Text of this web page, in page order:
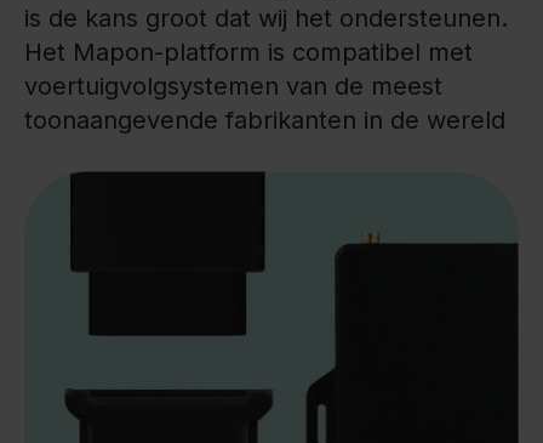
is de kans groot dat wij het ondersteunen.
Het Mapon-platform is compatibel met
voertuigvolgsystemen van de meest
toonaangevende fabrikanten in de wereld